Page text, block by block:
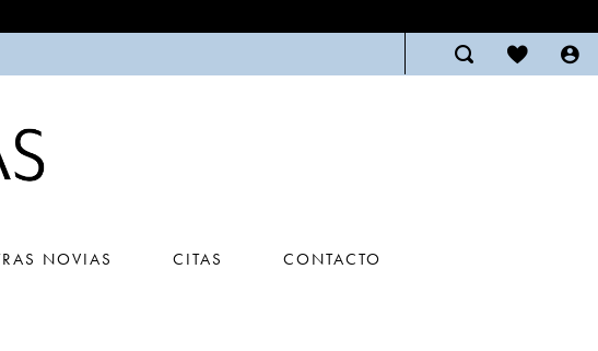
NOVIAS CITAS CONTACTO